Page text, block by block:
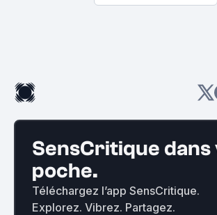
SensCritique
poche.
Téléchargez l’app SensCritique.
Explorez. Vibrez. Partagez.